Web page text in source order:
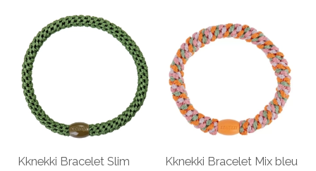
Kknekki Bracelet Slim
Kknekki Bracelet Mix bleu